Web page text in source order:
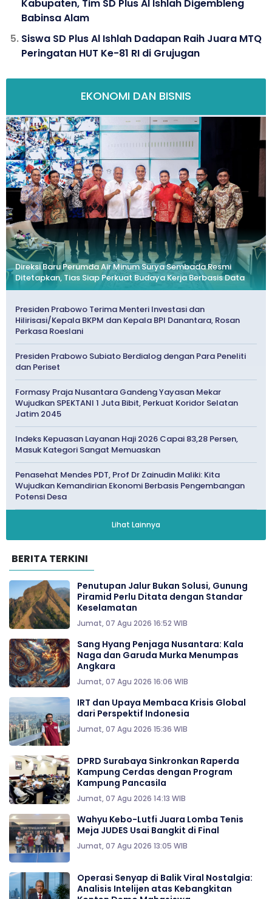
Kabupaten, Tim SD Plus Al Ishlah Digembleng
Babinsa Alam
Siswa SD Plus Al Ishlah Dadapan Raih Juara MTQ
Peringatan HUT Ke-81 RI di Grujugan
EKONOMI DAN BISNIS
Direksi Baru Perumda Air Minum Surya Sembada Resmi
Ditetapkan, Tias Siap Perkuat Budaya Kerja Berbasis Data
Presiden Prabowo Terima Menteri Investasi dan
Hilirisasi/Kepala BKPM dan Kepala BPI Danantara, Rosan
Perkasa Roeslani
Presiden Prabowo Subiato Berdialog dengan Para Peneliti
dan Periset
Formasy Praja Nusantara Gandeng Yayasan Mekar
Wujudkan SPEKTANI 1 Juta Bibit, Perkuat Koridor Selatan
Jatim 2045
Indeks Kepuasan Layanan Haji 2026 Capai 83,28 Persen,
Masuk Kategori Sangat Memuaskan
Penasehat Mendes PDT, Prof Dr Zainudin Maliki: Kita
Wujudkan Kemandirian Ekonomi Berbasis Pengembangan
Potensi Desa
Lihat Lainnya
BERITA TERKINI
Penutupan Jalur Bukan Solusi, Gunung
Piramid Perlu Ditata dengan Standar
Keselamatan
Jumat, 07 Agu 2026 16:52 WIB
Sang Hyang Penjaga Nusantara: Kala
Naga dan Garuda Murka Menumpas
Angkara
Jumat, 07 Agu 2026 16:06 WIB
IRT dan Upaya Membaca Krisis Global
dari Perspektif Indonesia
Jumat, 07 Agu 2026 15:36 WIB
DPRD Surabaya Sinkronkan Raperda
Kampung Cerdas dengan Program
Kampung Pancasila
Jumat, 07 Agu 2026 14:13 WIB
Wahyu Kebo-Lutfi Juara Lomba Tenis
Meja JUDES Usai Bangkit di Final
Jumat, 07 Agu 2026 13:05 WIB
Operasi Senyap di Balik Viral Nostalgia:
Analisis Intelijen atas Kebangkitan